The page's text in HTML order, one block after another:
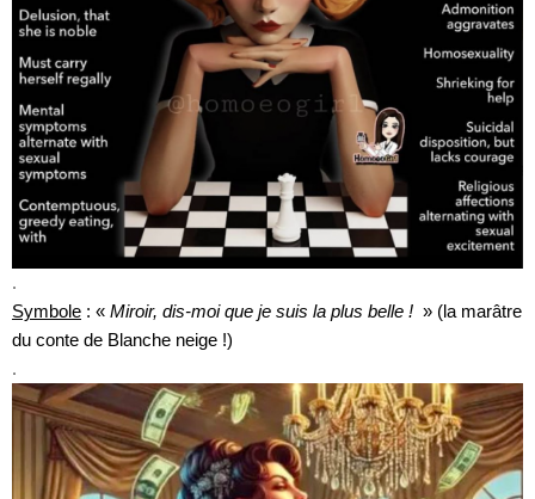
.
Symbole : « Miroir, dis-moi que je suis la plus belle ! » (la marâtre
du conte de Blanche neige !)
.